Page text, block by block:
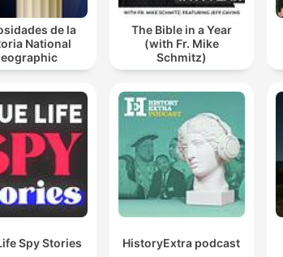
de la
National
The Bible in a Year
(with Fr. Mike
Schmitz)
Spy Stories HistoryExtra podcast